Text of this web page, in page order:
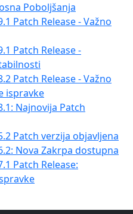
Poboljšanja
Patch Release - Važno
Patch Release -
Patch Release - Važno
ispravke
Najnovija Patch
Patch verzija objavljena
Nova Zakrpa dostupna
Patch Release: